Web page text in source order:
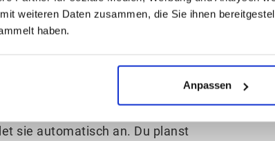
weiteren Daten zusammen, die Sie ihnen
haben.
Anpassen
das Bäckergewerbe ist nicht
Mehrarbeit, Ruhezeiten
– jede Position hat eigene
sie automatisch an. Du planst